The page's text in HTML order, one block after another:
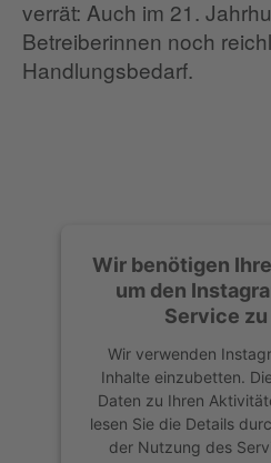
verrät: Auch im 21.
Betreiberinnen noch
Handlungsbedarf.
Wir benötigen
um den
Service zu
Wir verwenden
Inhalte einzubetten.
Daten zu Ihren
lesen Sie die Details
der Nutzung des